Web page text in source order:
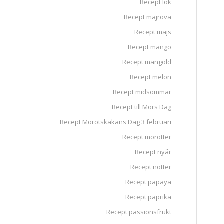
Recept lök
Recept majrova
Recept majs
Recept mango
Recept mangold
Recept melon
Recept midsommar
Recept till Mors Dag
Recept Morotskakans Dag 3 februari
Recept morötter
Recept nyår
Recept nötter
Recept papaya
Recept paprika
Recept passionsfrukt